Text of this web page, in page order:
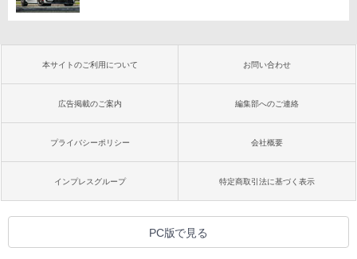
本サイトのご利用について お問い合わせ
広告掲載のご案内 編集部へのご連絡
プライバシーポリシー 会社概要
インプレスグループ 特定商取引法に基づく表示
PC版で見る